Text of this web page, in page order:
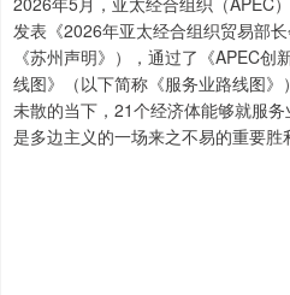
发表《2026年亚太经合组织贸易部
《苏州声明》），通过了《APEC
线图》（以下简称《服务业路线图
未散的当下，21个经济体能够就服
是多边主义的一场来之不易的重要胜